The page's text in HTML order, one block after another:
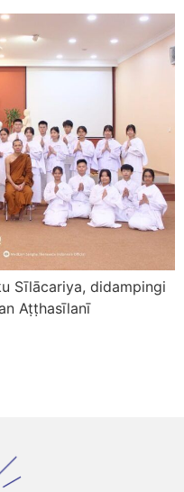
Sīlācariya, didampingi
Aṭṭhasīlanī